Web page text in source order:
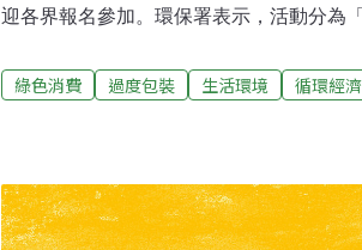
迎各界報名參加。環保署表示，活動分為
品」三類，將由產、官、學界專家組成評
保署公開頒獎表揚。評分標準包括「綠色
材對環境之衝擊…等等；「創意」占30％
計創新性、作品美觀性、實用性…等等。
綠色消費 過度包裝 生活環境 循環經濟